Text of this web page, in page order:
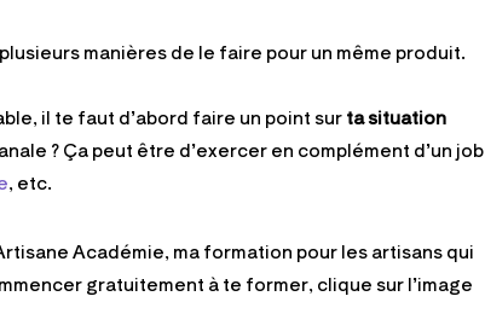
manières de le faire pour un même produit.
il te faut d’abord faire un point surta situation
? Ça peut être d’exercer en complément d’un job
, etc.
Académie, ma formation pour les artisans qui
gratuitement à te former, clique sur l’image